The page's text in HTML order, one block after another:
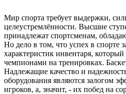
Мир спорта требует выдержки,
целеустремлённости. Высшие
принадлежат спортсменам,
Но дело в том, что успех в спорте
характеристик инвентаря,
чемпионами на тренировках.
Надлежащие качество и
оборудования являются залогом
игроков, а, значит, - их побед на